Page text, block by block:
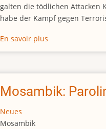
galten die tödlichen Attacken
habe der Kampf gegen
En savoir plus
US-
gegen
Terroristen
in
Mosambik:
Neues
Mosambik